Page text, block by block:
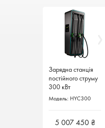
Зарядна станція
постійного струму
300 кВт
Модель: HYC300
5 007 450 ₴
Зарядна станція
постійного струму
300 кВт
Модель: HYC300
5 007 450 ₴